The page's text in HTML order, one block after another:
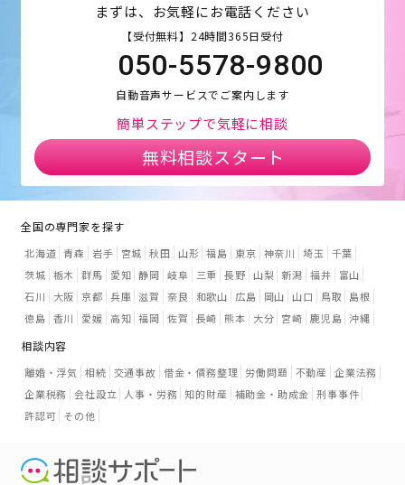
まずは、お気軽にお電話ください
【受付無料】24時間365日受付
050-5578-9800
自動音声サービスでご案内します
簡単ステップで気軽に相談
無料相談スタート
全国の専門家を探す
北海道 青森 岩手 宮城 秋田 山形 福島 東京 神奈川 埼玉
千葉
茨城 栃木 群馬 愛知 静岡 岐阜 三重 長野 山梨 新潟 福井
富山
石川
大阪 京都 兵庫 滋賀 奈良 和歌山 広島 岡山 山口 鳥取
島根
徳島 香川 愛媛 高知 福岡 佐賀 長崎 熊本 大分 宮崎 鹿児島 沖縄
相談内容
離婚・浮気 相続 交通事故 借金・債務整理 労働問題 不動産 企業法務
企業税務 会社設立 人事・労務 知的財産 補助金・助成金 刑事事件
許認可 その他